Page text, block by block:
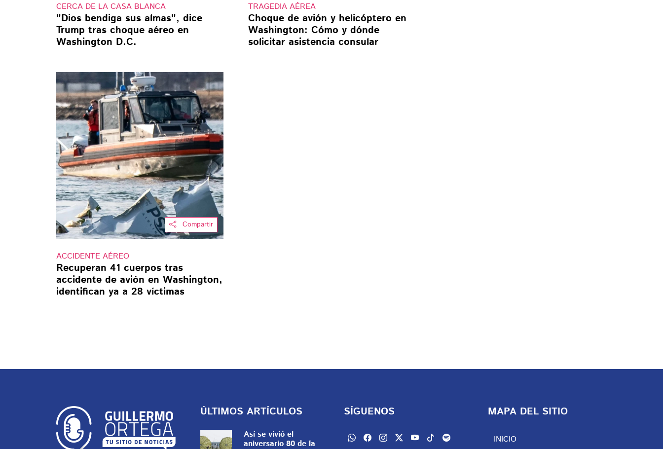
CERCA DE LA CASA BLANCA
"Dios bendiga sus almas", dice
Trump tras choque aéreo en
Washington D.C.
TRAGEDIA AÉREA
Choque de avión y helicóptero en
Washington: Cómo y dónde
solicitar asistencia consular
Compartir
ACCIDENTE AÉREO
Recuperan 41 cuerpos tras
accidente de avión en Washington,
identifican ya a 28 víctimas
ÚLTIMOS ARTÍCULOS
Así se vivió el
aniversario 80 de la
SÍGUENOS MAPA DEL SITIO
INICIO